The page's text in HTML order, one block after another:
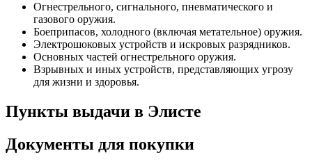
Огнестрельного, сигнального, пневматического и
газового оружия.
Боеприпасов, холодного (включая метательное) оружия.
Электрошоковых устройств и искровых разрядников.
Основных частей огнестрельного оружия.
Взрывных и иных устройств, представляющих угрозу
для жизни и здоровья.
Пункты выдачи в Элисте
Документы для покупки